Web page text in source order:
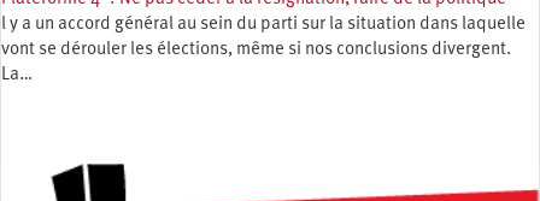
l y a un accord général au sein du parti sur la situation dans laquelle
vont se dérouler les élections, même si nos conclusions divergent.
La…